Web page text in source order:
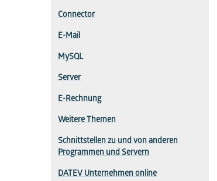
Connector
E-Mail
MySQL
Server
E-Rechnung
Weitere Themen
Schnittstellen zu und von anderen
Programmen und Servern
DATEV Unternehmen online